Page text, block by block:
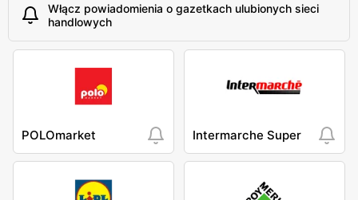
Włącz powiadomienia o gazetkach ulubionych sieci
handlowych
POLOmarket Intermarche Super